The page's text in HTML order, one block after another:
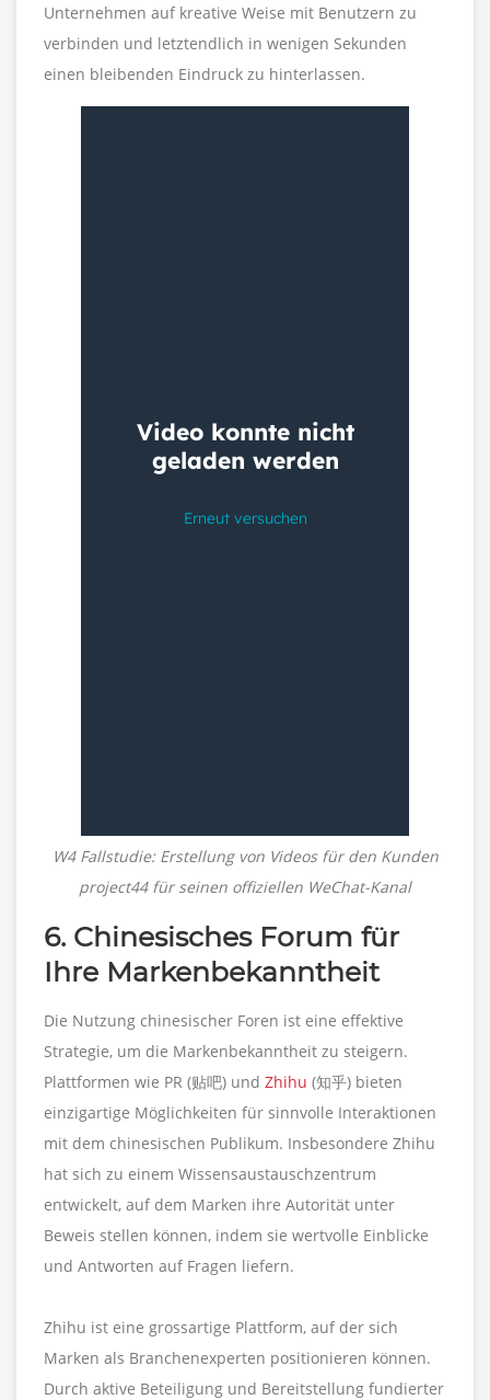
Unternehmen auf kreative Weise mit Benutzern zu
verbinden und letztendlich in wenigen Sekunden
einen bleibenden Eindruck zu hinterlassen.
W4 Fallstudie: Erstellung von Videos für den Kunden
project44 für seinen offiziellen WeChat-Kanal
6. Chinesisches Forum für
Ihre Markenbekanntheit
Die Nutzung chinesischer Foren ist eine effektive
Strategie, um die Markenbekanntheit zu steigern.
Plattformen wie PR (贴吧) und Zhihu (知乎) bieten
einzigartige Möglichkeiten für sinnvolle Interaktionen
mit dem chinesischen Publikum. Insbesondere Zhihu
hat sich zu einem Wissensaustauschzentrum
entwickelt, auf dem Marken ihre Autorität unter
Beweis stellen können, indem sie wertvolle Einblicke
und Antworten auf Fragen liefern.
Zhihu ist eine grossartige Plattform, auf der sich
Marken als Branchenexperten positionieren können.
Durch aktive Beteiligung und Bereitstellung fundierter